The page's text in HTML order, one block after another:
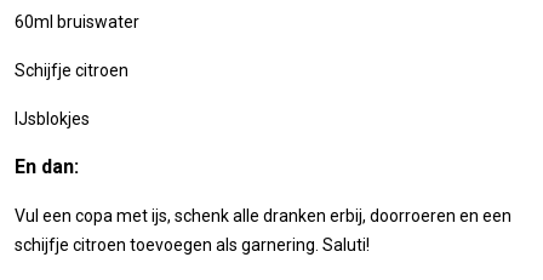
60ml bruiswater
Schijfje citroen
IJsblokjes
En dan:
Vul een copa met ijs, schenk alle dranken erbij, doorroeren en een
schijfje citroen toevoegen als garnering. Saluti!